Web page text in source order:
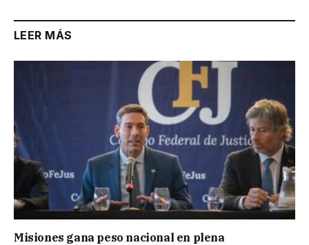
LEER MÁS
Misiones gana peso nacional en plena